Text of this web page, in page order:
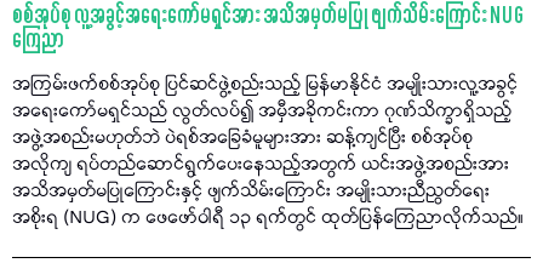
စစ်အုပ်စု လူ့အခွင့်အရေးကော်မရှင်အား အသိအမှတ်မပြု ဖျက်သိမ်းကြောင်း NUG
ကြေညာ
အကြမ်းဖက်စစ်အုပ်စု ပြင်ဆင်ဖွဲ့စည်းသည့် မြန်မာနိုင်ငံ အမျိုးသားလူ့အခွင့်
အရေးကော်မရှင်သည် လွတ်လပ်၍ အမှီအခိုကင်းကာ ဂုဏ်သိက္ခာရှိသည့်
အဖွဲ့အစည်းမဟုတ်ဘဲ ပဲရစ်အခြေခံမူများအား ဆန့်ကျင်ပြီး စစ်အုပ်စု
အလိုကျ ရပ်တည်ဆောင်ရွက်ပေးနေသည့်အတွက် ယင်းအဖွဲ့အစည်းအား
အသိအမှတ်မပြုကြောင်းနှင့် ဖျက်သိမ်းကြောင်း အမျိုးသားညီညွတ်ရေး
အစိုးရ (NUG) က ဖေဖော်ဝါရီ ၁၃ ရက်တွင် ထုတ်ပြန်ကြေညာလိုက်သည်။